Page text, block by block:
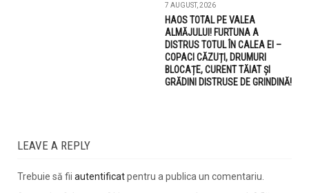
7 AUGUST, 2026
HAOS TOTAL PE VALEA
ALMĂJULUI! FURTUNA A
DISTRUS TOTUL ÎN CALEA EI –
COPACI CĂZUȚI, DRUMURI
BLOCAȚE, CURENT TĂIAT ȘI
GRĂDINI DISTRUSE DE GRINDINĂ!
LEAVE A REPLY
Trebuie să fii autentificatpentru a publica un comentariu.